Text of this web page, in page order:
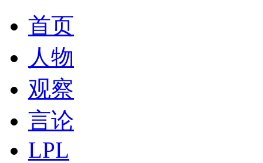
首页
人物
观察
言论
LPL